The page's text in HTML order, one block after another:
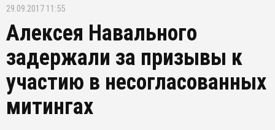
29.09.2017 11:55
Алексея Навального
задержали за призывы к
участию в несогласованных
митингах